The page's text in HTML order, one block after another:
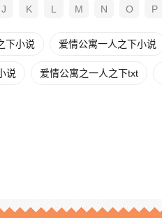
J K L M N O P
下小说 爱情公寓一人之下小说
说 爱情公寓之一人之下txt